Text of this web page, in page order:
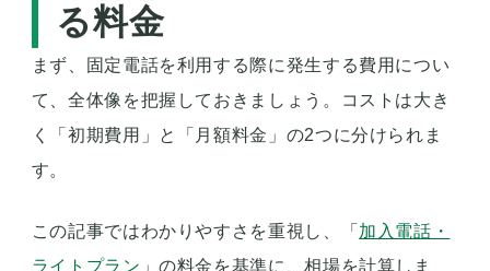
る料金
まず、固定電話を利用する際に発生する費用につい
て、全体像を把握しておきましょう。コストは大き
く「初期費用」と「月額料金」の2つに分けられま
す。
この記事ではわかりやすさを重視し、「 加入電話・
ライトプラン 」の料金を基準に、相場を計算しま